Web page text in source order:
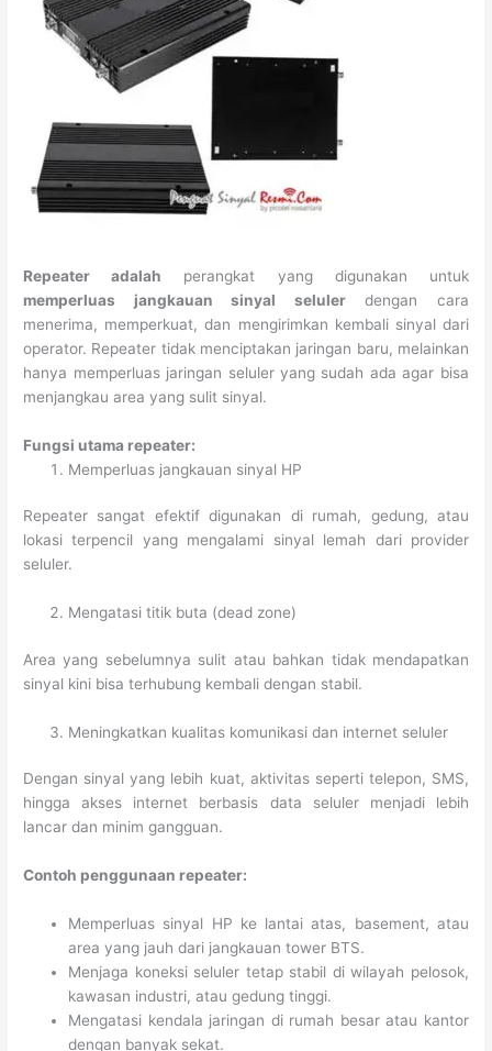
Repeater adalah perangkat yang digunakan untuk
memperluas jangkauan sinyal selulerdengan cara
menerima, memperkuat, dan mengirimkan kembali sinyal dari
operator. Repeater tidak menciptakan jaringan baru, melainkan
hanya memperluas jaringan seluler yang sudah ada agar bisa
menjangkau area yang sulit sinyal.
Fungsi utama repeater:
Memperluas jangkauan sinyal HP
Repeater sangat efektif digunakan di rumah, gedung, atau
lokasi terpencil yang mengalami sinyal lemah dari provider
seluler.
Mengatasi titik buta (dead zone)
Area yang sebelumnya sulit atau bahkan tidak mendapatkan
sinyal kini bisa terhubung kembali dengan stabil.
Meningkatkan kualitas komunikasi dan internet seluler
Dengan sinyal yang lebih kuat, aktivitas seperti telepon, SMS,
hingga akses internet berbasis data seluler menjadi lebih
lancar dan minim gangguan.
Contoh penggunaan repeater:
Memperluas sinyal HP ke lantai atas, basement, atau
area yang jauh dari jangkauan tower BTS.
Menjaga koneksi seluler tetap stabil di wilayah pelosok,
kawasan industri, atau gedung tinggi.
Mengatasi kendala jaringan di rumah besar atau kantor
dengan banyak sekat.